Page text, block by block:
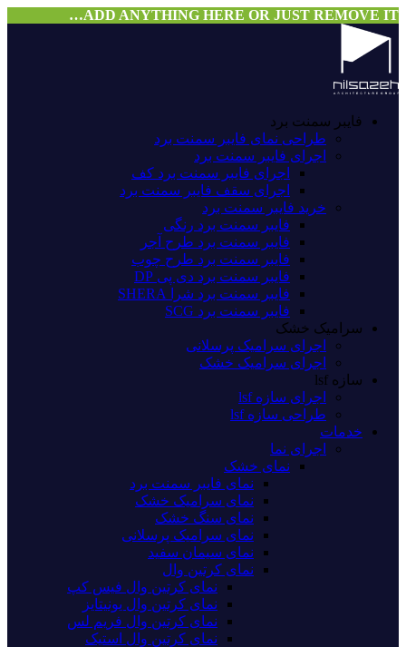
ADD ANYTHING HERE OR JUST REMOVE IT…
فایبر سمنت برد
طراحی نمای فایبر سمنت برد
اجرای فایبر سمنت برد
اجرای فایبر سمنت برد کف
اجرای سقف فایبر سمنت برد
خرید فایبر سمنت برد
فایبر سمنت برد رنگی
فایبر سمنت برد طرح آجر
فایبر سمنت برد طرح چوب
فایبر سمنت برد دی پی DP
فایبر سمنت برد شرا SHERA
فایبر سمنت برد SCG
سرامیک خشک
اجرای سرامیک پرسلانی
اجرای سرامیک خشک
سازه lsf
اجرای سازه lsf
طراحی سازه lsf
خدمات
اجرای نما
نمای خشک
نمای فایبر سمنت برد
نمای سرامیک خشک
نمای سنگ خشک
نمای سرامیک پرسلانی
نمای سیمان سفید
نمای کرتین وال
نمای کرتین وال فیس کپ
نمای کرتین وال یونیتایز
نمای کرتین وال فریم لس
نمای کرتین وال استیک